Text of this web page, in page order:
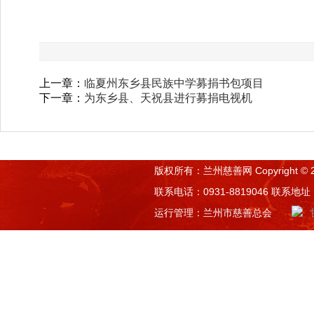
上一章： 临夏州东乡县民族中学募捐书包项目
下一章： 为东乡县、天祝县进行募捐电视机
版权所有：兰州慈善网 Copyright ©
联系电话：0931-8819046 联系地
运行管理：兰州市慈善总会